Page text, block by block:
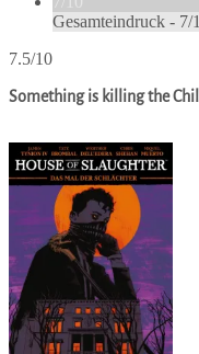
Gesamteindruck - 7/
7.5/10
Something is killing the